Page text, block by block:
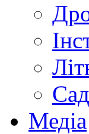
Медіа